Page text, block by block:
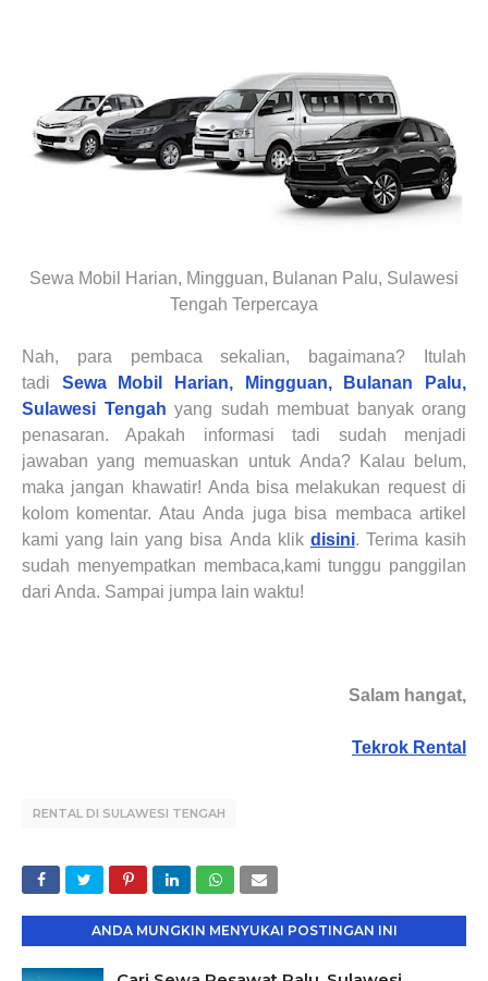
Sewa Mobil Harian, Mingguan, Bulanan Palu, Sulawesi
Tengah Terpercaya
Nah, para pembaca sekalian, bagaimana? Itulah
tadi Sewa Mobil Harian, Mingguan, Bulanan Palu,
Sulawesi Tengah yang sudah membuat banyak orang
penasaran. Apakah informasi tadi sudah menjadi
jawaban yang memuaskan untuk Anda? Kalau belum,
maka jangan khawatir! Anda bisa melakukan request di
kolom komentar. AtauAnda juga bisa membaca artikel
kami yang lain yang bisa Anda klik disini. Terima kasih
sudah menyempatkan membaca,kami tunggu panggilan
dari Anda. Sampai jumpa lain waktu!
Salam hangat,
Tekrok Rental
RENTAL DI SULAWESI TENGAH
ANDA MUNGKIN MENYUKAI POSTINGAN INI